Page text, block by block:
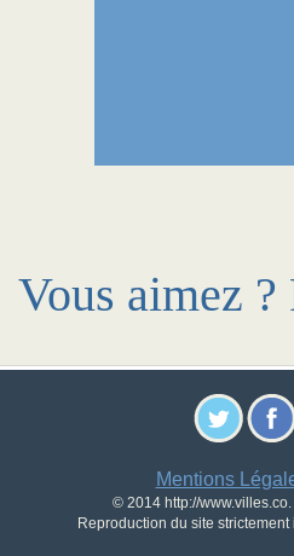
Vous aimez ?
Mentions
© 2014 http://
Reproduction du site